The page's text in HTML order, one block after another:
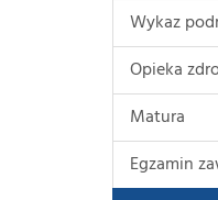
Wykaz
Opieka
Matura
Egzamin